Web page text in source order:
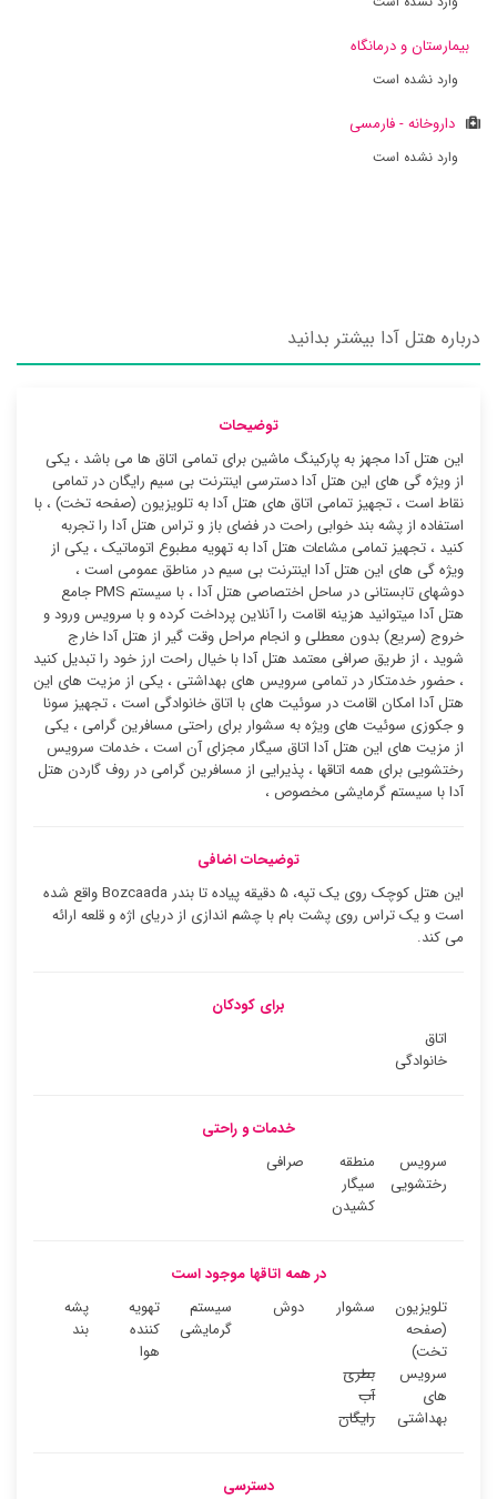
بیمارستان و درمانگاه
وارد نشده است
داروخانه - فارمسی
وارد نشده است
درباره هتل آدا بیشتر بدانید
توضیحات
این هتل آدا مجهز به پارکینگ ماشین برای تمامی اتاق ها می باشد ، یکی
از ویژه گی های این هتل آدا دسترسی اینترنت بی سیم رایگان در تمامی
نقاط است ، تجهیز تمامی اتاق های هتل آدا به تلویزیون (صفحه تخت) ، با
استفاده از پشه بند خوابی راحت در فضای باز و تراس هتل آدا را تجربه
کنید ، تجهیز تمامی مشاعات هتل آدا به تهویه مطبوع اتوماتیک ، یکی از
ویژه گی های این هتل آدا اینترنت بی سیم در مناطق عمومی است ،
دوشهای تابستانی در ساحل اختصاصی هتل آدا ، با سیستم PMS جامع
هتل آدا میتوانید هزینه اقامت را آنلاین پرداخت کرده و با سرویس ورود و
خروج (سریع) بدون معطلی و انجام مراحل وقت گیر از هتل آدا خارج
شوید ، از طریق صرافی معتمد هتل آدا با خیال راحت ارز خود را تبدیل کنید
، حضور خدمتکار در تمامی سرویس های بهداشتی ، یکی از مزیت های این
هتل آدا امکان اقامت در سوئیت ‌های با اتاق خانوادگی است ، تجهیز سونا
و جکوزی سوئیت ‌های ویژه به سشوار برای راحتی مسافرین گرامی ، یکی
از مزیت های این هتل آدا اتاق سیگار مجزای آن است ، خدمات سرویس
رختشویی برای همه اتاقها ، پذیرایی از مسافرین گرامی در روف گاردن هتل
آدا با سیستم گرمایشی مخصوص ،
توضیحات اضافی
این هتل کوچک روی یک تپه، ۵ دقیقه پیاده تا بندر Bozcaada واقع شده
است و یک تراس روی پشت بام با چشم اندازی از دریای اژه و قلعه ارائه
می کند.
برای کودکان
اتاق
خانوادگی
خدمات و راحتی
سرویس
رختشویی
منطقه
سیگار
کشیدن
صرافی
در همه اتاقها موجود است
تلویزیون
(صفحه
تخت)
سشوار دوش
سیستم
گرمایشی
تهویه
کننده
هوا
پشه
بند
سرویس
های
بهداشتی
بطری
آب
رایگان
دسترسی